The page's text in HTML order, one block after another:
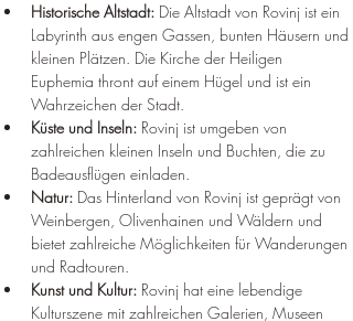
Historische Altstadt: Die Altstadt von Rovinj ist ein
Labyrinth aus engen Gassen, bunten Häusern und
kleinen Plätzen. Die Kirche der Heiligen
Euphemia thront auf einem Hügel und ist ein
Wahrzeichen der Stadt.
Küste und Inseln: Rovinj ist umgeben von
zahlreichen kleinen Inseln und Buchten, die zu
Badeausflügen einladen.
Natur: Das Hinterland von Rovinj ist geprägt von
Weinbergen, Olivenhainen und Wäldern und
bietet zahlreiche Möglichkeiten für Wanderungen
und Radtouren.
Kunst und Kultur: Rovinj hat eine lebendige
Kulturszene mit zahlreichen Galerien, Museen